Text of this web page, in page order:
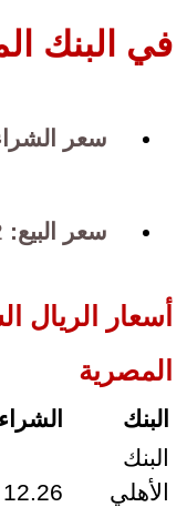
في البنك
سعر
سعر البيع:
أسعار الريال
المصرية
البنك الشراء
البنك
الأهلي
12.26